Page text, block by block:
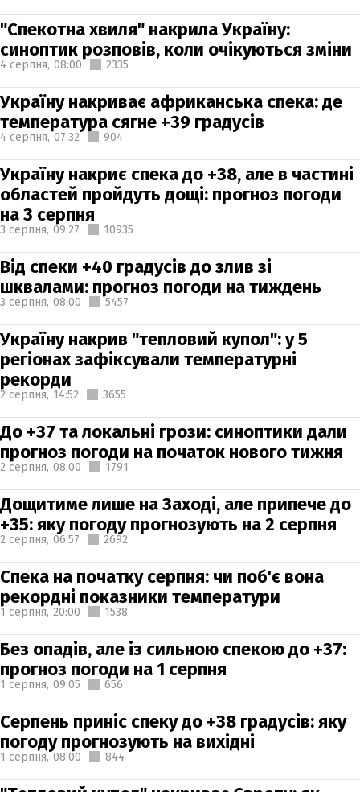
"Спекотна хвиля" накрила Україну:
синоптик розповів, коли очікуються зміни
4 серпня, 08:00 2335
Україну накриває африканська спека: де
температура сягне +39 градусів
4 серпня, 07:32 904
Україну накриє спека до +38, але в частині
областей пройдуть дощі: прогноз погоди
на 3 серпня
3 серпня, 09:27 10935
Від спеки +40 градусів до злив зі
шквалами: прогноз погоди на тиждень
3 серпня, 08:00 5457
Україну накрив "тепловий купол": у 5
регіонах зафіксували температурні
рекорди
2 серпня, 14:52 3655
До +37 та локальні грози: синоптики дали
прогноз погоди на початок нового тижня
2 серпня, 08:00 1791
Дощитиме лише на Заході, але припече до
+35: яку погоду прогнозують на 2 серпня
2 серпня, 06:57 2692
Спека на початку серпня: чи поб'є вона
рекордні показники температури
1 серпня, 20:00 1538
Без опадів, але із сильною спекою до +37:
прогноз погоди на 1 серпня
1 серпня, 09:05 656
Серпень приніс спеку до +38 градусів: яку
погоду прогнозують на вихідні
1 серпня, 08:00 844